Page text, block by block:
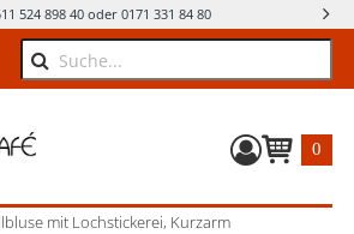
524 898 40 oder 0171 331 84 80
Suche
0
mit Lochstickerei, Kurzarm